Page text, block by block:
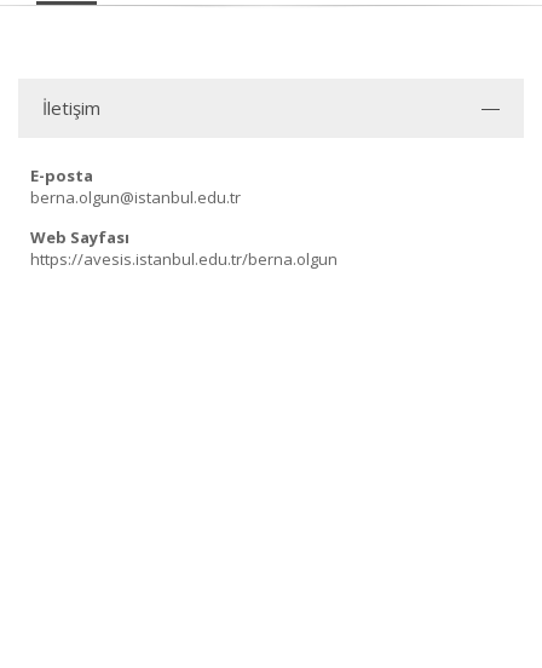
İletişim
E-posta
berna.olgun@istanbul.edu.tr
Web Sayfası
https://avesis.istanbul.edu.tr/berna.olgun